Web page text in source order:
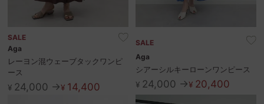
SALE
Aga
レーヨン混ウェーブタックワンピ
ース
¥24,000 →¥14,400
SALE
Aga
シアーシルキーローンワンピース
¥24,000 →¥20,400